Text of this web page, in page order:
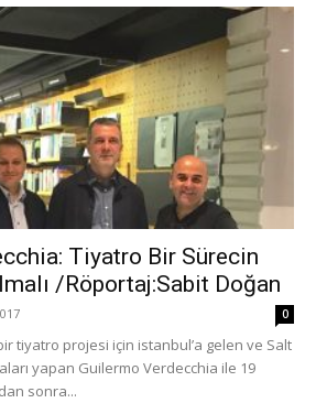
Tiyatro Bir Sürecin
/Röportaj:Sabit Doğan
0
tiyatro projesi için istanbul’a gelen ve Salt
yapan Guilermo Verdecchia ile 19
sonra...